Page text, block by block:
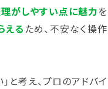
がしやすい点に魅力を
える ため、不安なく操作
と考え、プロのアドバイ